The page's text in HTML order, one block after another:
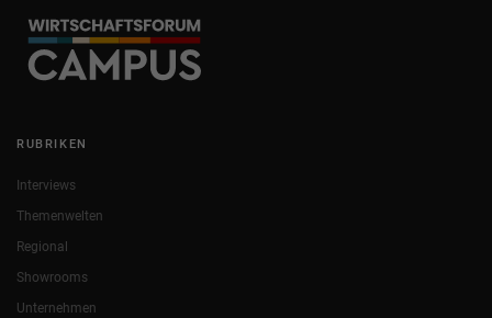
RUBRIKEN
Interviews
Themenwelten
Regional
Showrooms
Unternehmen